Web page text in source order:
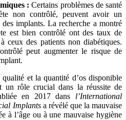
: Certains problèmes de santé
non contrôlé, peuvent avoir un
implants. La recherche a montré
est bien contrôlé ont des taux de
ceux des patients non diabétiques.
peut augmenter le risque de
qualité et la quantité d’os disponible
un rôle crucial dans la réussite de
en 2017 dans l’International
Implantsa révélé que la mauvaise
à l’âge ou à une mauvaise hygiène